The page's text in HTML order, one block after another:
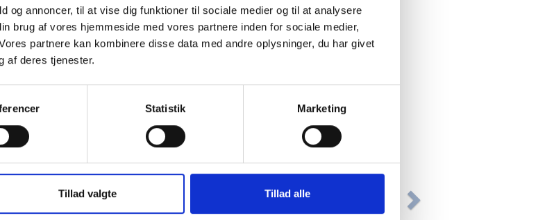
og annoncer, til at vise dig funktioner til sociale medier og til at analysere
brug af vores hjemmeside med vores partnere inden for sociale medier,
partnere kan kombinere disse data med andre oplysninger, du har givet
af deres tjenester.
Statistik Marketing
Tillad valgte Tillad alle
Relaterede produkter
Katrin dispenser til toiletpapir 2